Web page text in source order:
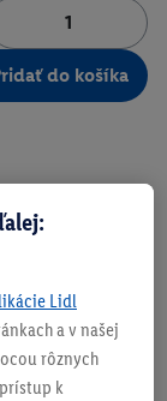
do košíka
Lidl
a v našej
rôznych
k